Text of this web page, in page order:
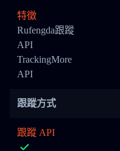
特徵
Rufengda跟蹤
API
TrackingMore
API
跟蹤方式
跟蹤 API